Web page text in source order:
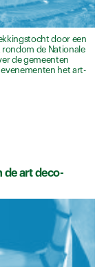
door een
rondom de Nationale
de gemeenten
het art-
de art deco-